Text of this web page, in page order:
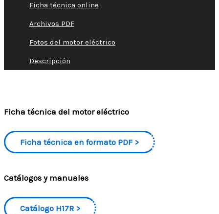
Ficha técnica online
Archivos PDF
Fotos del motor eléctrico
Descripción
Ficha técnica del motor eléctrico
Ficha técnica en formato PDF
Catálogos y manuales
Catálogo H17R